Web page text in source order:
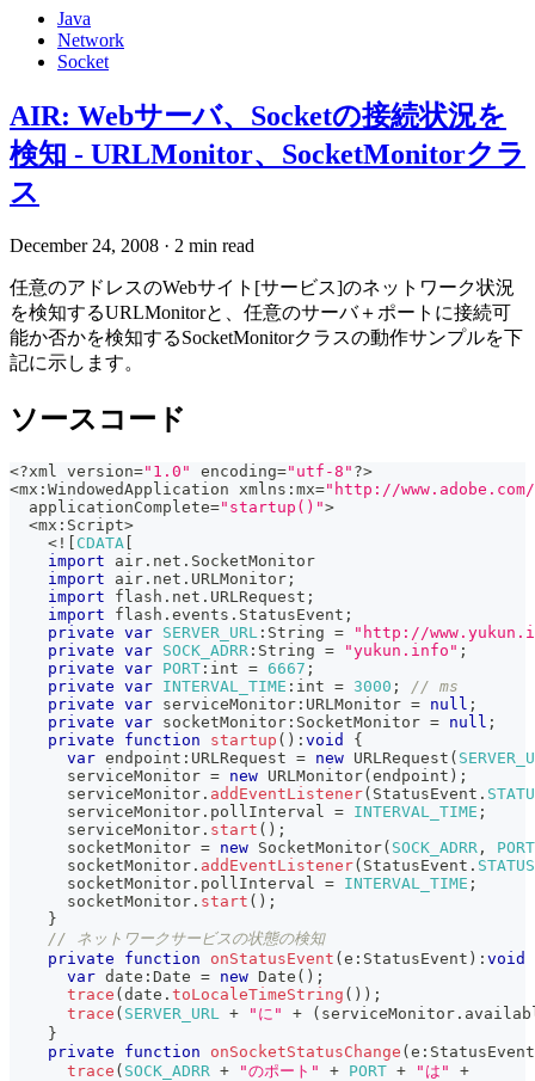
Java
Network
Socket
AIR: Webサーバ、Socketの接続状況を
検知 - URLMonitor、SocketMonitorクラ
ス
December 24, 2008 · 2 min read
任意のアドレスのWebサイト[サービス]のネットワーク状況
を検知するURLMonitorと、任意のサーバ＋ポートに接続可
能か否かを検知するSocketMonitorクラスの動作サンプルを下
記に示します。
ソースコード
<?xml version="1.0" encoding="utf-8" ?>
<mx : WindowedApplication xmlns : mx="http://www.adobe.com/
  applicationComplete
="startup()">
<mx : Script>
< ! [ CDATA [
import air . net . SocketMonitor
import air . net . URLMonitor ;
import flash . net . URLRequest ;
import flash . events . StatusEvent ;
private var SERVER_URL : String =
"http://
private var SOCK_ADRR : String = "yukun.info" ;
private var PORT : int = 6667 ;
private var INTERVAL_TIME : int = 3000 ;
// ms
private var serviceMonitor : URLMonitor = null ;
private var socketMonitor : SocketMonitor = null ;
private
function startup ( ) : void
{
var endpoint : URLRequest = new URLRequest (
      serviceMonitor
= new URLMonitor(endpoint ) ;
      serviceMonitor
. addEventListener( StatusEvent .
      serviceMonitor
. pollInterval = INTERVAL_TIME ;
      serviceMonitor
. start ( ) ;
      socketMonitor
= new SocketMonitor( SOCK_ADRR ,
PORT
      socketMonitor
. addEventListener( StatusEvent . STATUS
      socketMonitor
. pollInterval = INTERVAL_TIME ;
      socketMonitor
. start ( ) ;
}
// ネットワークサービスの状態の検知
private
function onStatusEvent (e : StatusEvent ) : void
var date : Date = new Date ( ) ;
trace (date . toLocaleTimeString ( ) ) ;
trace ( SERVER_URL + "に" + ( serviceMonitor .
}
private
function onSocketStatusChange (e : StatusEvent
trace ( SOCK_ADRR + "のポート" + PORT + "は"
+